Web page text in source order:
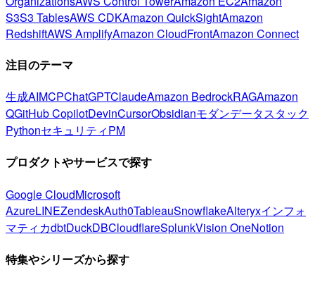
S3S3 TablesAWS CDKAmazon QuickSightAmazon
RedshiftAWS AmplifyAmazon CloudFrontAmazon Connect
注目のテーマ
生成AIMCPChatGPTClaudeAmazon BedrockRAGAmazon
QGitHub CopilotDevinCursorObsidianモダンデータスタック
PythonセキュリティPM
プロダクトやサービスで探す
Google CloudMicrosoft
AzureLINEZendeskAuth0TableauSnowflakeAlteryxインフォ
マティカdbtDuckDBCloudflareSplunkVision OneNotion
特集やシリーズから探す